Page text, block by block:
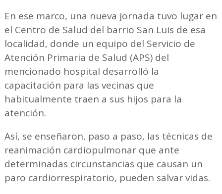
En ese marco, una nueva jornada tuvo lugar en
el Centro de Salud del barrio San Luis de esa
localidad, donde un equipo del Servicio de
Atención Primaria de Salud (APS) del
mencionado hospital desarrolló la
capacitación para las vecinas que
habitualmente traen a sus hijos para la
atención.
Así, se enseñaron, paso a paso, las técnicas de
reanimación cardiopulmonar que ante
determinadas circunstancias que causan un
paro cardiorrespiratorio, pueden salvar vidas.